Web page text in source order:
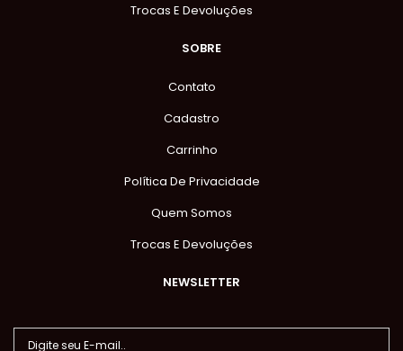
Trocas E Devoluções
SOBRE
Contato
Cadastro
Carrinho
Política De Privacidade
Quem Somos
Trocas E Devoluções
NEWSLETTER